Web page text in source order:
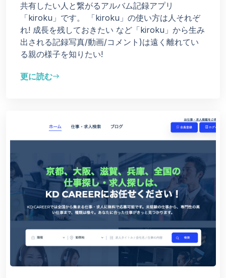
共有したい人と繋がるアルバム記録アプリ
「kiroku」です。 「kiroku」の使い方は人それぞ
れ! 成長を残しておきたい など「kiroku」から生み
出される記録写真/動画/コメント)は遠く離れてい
る親の様子を知りたい!
更に読むeast